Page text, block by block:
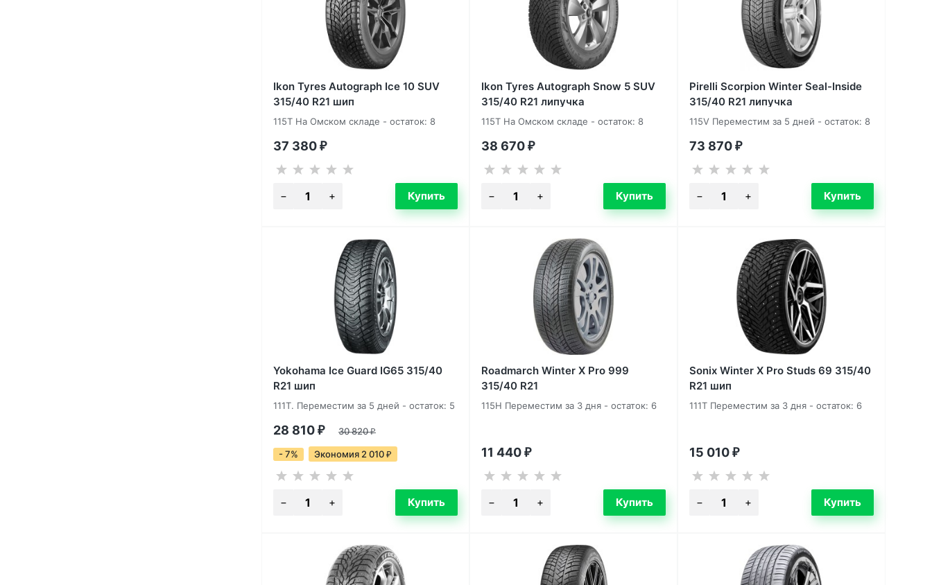
Ikon Tyres Autograph Ice 10 SUV
315/40 R21 шип
115T На Омском складе - остаток: 8
37 380 ₽
Ikon Tyres Autograph Snow 5 SUV
315/40 R21 липучка
115T На Омском складе - остаток: 8
38 670 ₽
Pirelli Scorpion Winter Seal-Inside
315/40 R21 липучка
115V Переместим за 5 дней - остаток: 8
73 870 ₽
Yokohama Ice Guard IG65 315/40
R21 шип
111T. Переместим за 5 дней - остаток: 5
28 810 ₽ 30 820₽
- 7% Экономия 2 010 ₽
Roadmarch Winter X Pro 999
315/40 R21
115H Переместим за 3 дня - остаток: 6
11 440 ₽
Sonix Winter X Pro Studs 69 315/40
R21 шип
111T Переместим за 3 дня - остаток: 6
15 010 ₽